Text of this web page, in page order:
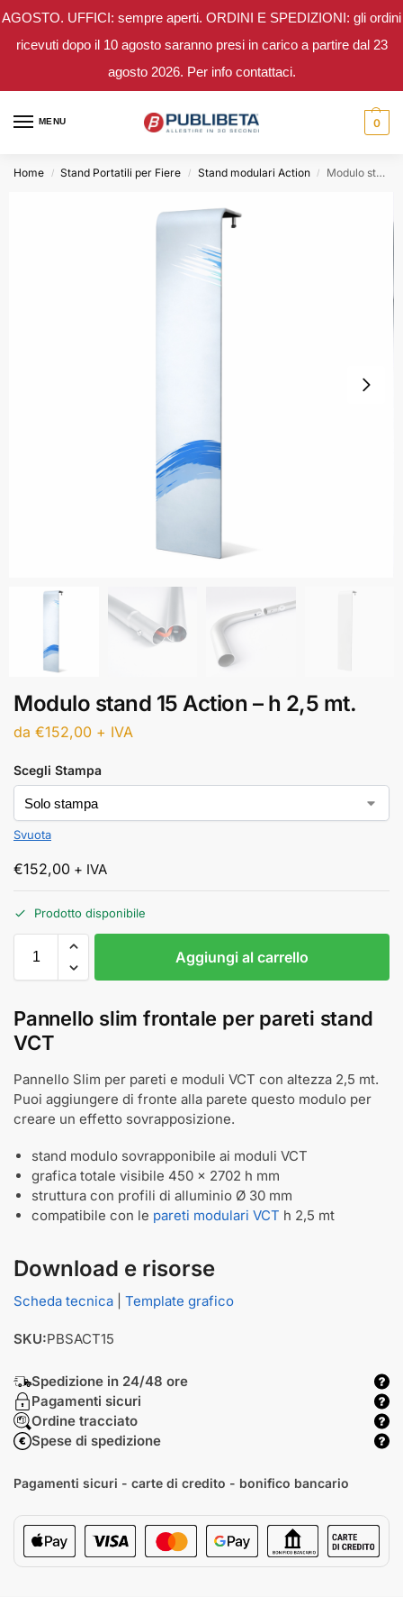
AGOSTO. UFFICI: sempre aperti. ORDINI E SPEDIZIONI: gli ordini
ricevuti dopo il 10 agosto saranno presi in carico a partire dal 23
agosto 2026. Per info contattaci.
MENU 0
Home / Stand Portatili per Fiere / Stand modulari Action / Modulo stand 15 Action – h 2,5 mt.
Modulo stand 15 Action – h 2,5 mt.
da €152,00 + IVA
Scegli Stampa
Svuota
€152,00 + IVA
Prodotto disponibile
Aggiungi al carrello
Pannello slim frontale per pareti stand
VCT
Pannello Slim per pareti e moduli VCT con altezza 2,5 mt.
Puoi aggiungere di fronte alla parete questo modulo per
creare un effetto sovrapposizione.
stand modulo sovrapponibile ai moduli VCT
grafica totale visibile 450 × 2702 h mm
struttura con profili di alluminio Ø 30 mm
compatibile con le pareti modulari VCT h 2,5 mt
Download e risorse
Scheda tecnica Template grafico
SKU:PBSACT15
Spedizione in 24/48 ore
Pagamenti sicuri
Ordine tracciato
Spese di spedizione
Pagamenti sicuri - carte di credito - bonifico bancario